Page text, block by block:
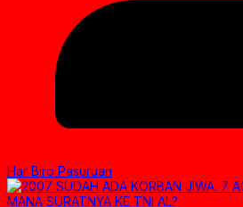
Har Biro Pasuruan